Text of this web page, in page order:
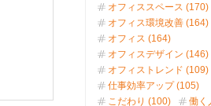
オフィススペース (170)
オフィス環境改善 (164)
オフィス (164)
オフィスデザイン (146)
オフィストレンド (109)
仕事効率アップ (105)
こだわり (100)
働く